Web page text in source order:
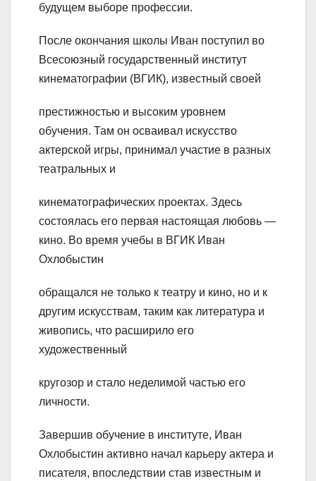
будущем выборе профессии.
После окончания школы Иван поступил во
Всесоюзный государственный институт
кинематографии (ВГИК), известный своей
престижностью и высоким уровнем
обучения. Там он осваивал искусство
актерской игры, принимал участие в разных
театральных и
кинематографических проектах. Здесь
состоялась его первая настоящая любовь —
кино. Во время учебы в ВГИК Иван
Охлобыстин
обращался не только к театру и кино, но и к
другим искусствам, таким как литература и
живопись, что расширило его
художественный
кругозор и стало неделимой частью его
личности.
Завершив обучение в институте, Иван
Охлобыстин активно начал карьеру актера и
писателя, впоследствии став известным и